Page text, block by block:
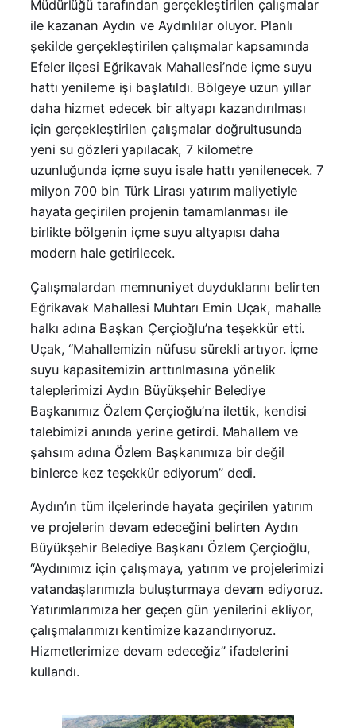
Müdürlüğü tarafından gerçekleştirilen çalışmalar
ile kazanan Aydın ve Aydınlılar oluyor. Planlı
şekilde gerçekleştirilen çalışmalar kapsamında
Efeler ilçesi Eğrikavak Mahallesi’nde içme suyu
hattı yenileme işi başlatıldı. Bölgeye uzun yıllar
daha hizmet edecek bir altyapı kazandırılması
için gerçekleştirilen çalışmalar doğrultusunda
yeni su gözleri yapılacak, 7 kilometre
uzunluğunda içme suyu isale hattı yenilenecek. 7
milyon 700 bin Türk Lirası yatırım maliyetiyle
hayata geçirilen projenin tamamlanması ile
birlikte bölgenin içme suyu altyapısı daha
modern hale getirilecek.
Çalışmalardan memnuniyet duyduklarını belirten
Eğrikavak Mahallesi Muhtarı Emin Uçak, mahalle
halkı adına Başkan Çerçioğlu’na teşekkür etti.
Uçak, “Mahallemizin nüfusu sürekli artıyor. İçme
suyu kapasitemizin arttırılmasına yönelik
taleplerimizi Aydın Büyükşehir Belediye
Başkanımız Özlem Çerçioğlu’na ilettik, kendisi
talebimizi anında yerine getirdi. Mahallem ve
şahsım adına Özlem Başkanımıza bir değil
binlerce kez teşekkür ediyorum” dedi.
Aydın’ın tüm ilçelerinde hayata geçirilen yatırım
ve projelerin devam edeceğini belirten Aydın
Büyükşehir Belediye Başkanı Özlem Çerçioğlu,
“Aydınımız için çalışmaya, yatırım ve projelerimizi
vatandaşlarımızla buluşturmaya devam ediyoruz.
Yatırımlarımıza her geçen gün yenilerini ekliyor,
çalışmalarımızı kentimize kazandırıyoruz.
Hizmetlerimize devam edeceğiz” ifadelerini
kullandı.